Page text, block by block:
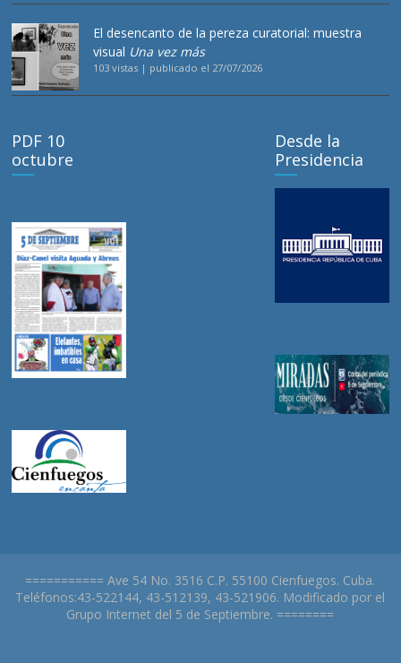
El desencanto de la pereza curatorial: muestra
visual Una vez más
103 vistas | publicado el 27/07/2026
PDF 10
octubre
Desde la
Presidencia
=========== Ave 54 No. 3516 C.P. 55100 Cienfuegos. Cuba.
Teléfonos:43-522144, 43-512139, 43-521906. Modificado por el
Grupo Internet del 5 de Septiembre. ========